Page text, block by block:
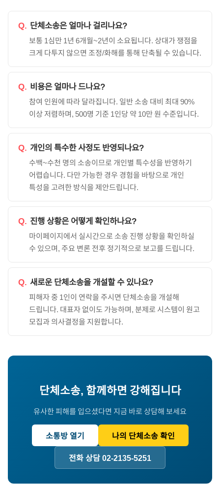
Q. 단체소송은 얼마나 걸리나요?
보통 1심만 1년 6개월~2년이 소요됩니다. 상대가 쟁점을
크게 다투지 않으면 조정/화해를 통해 단축될 수 있습니다.
Q. 비용은 얼마나 드나요?
참여 인원에 따라 달라집니다. 일반 소송 대비 최대 90%
이상 저렴하며, 500명 기준 1인당 약 10만 원 수준입니다.
Q. 개인의 특수한 사정도 반영되나요?
수백~수천 명의 소송이므로 개인별 특수성을 반영하기
어렵습니다. 다만 가능한 경우 경험을 바탕으로 개인
특성을 고려한 방식을 제안드립니다.
Q. 진행 상황은 어떻게 확인하나요?
마이페이지에서 실시간으로 소송 진행 상황을 확인하실
수 있으며, 주요 변론 전후 정기적으로 보고를 드립니다.
Q. 새로운 단체소송을 개설할 수 있나요?
피해자 중 1인이 연락을 주시면 단체소송을 개설해
드립니다. 대표자 없이도 가능하며, 분제로 시스템이 원고
모집과 의사결정을 지원합니다.
단체소송, 함께하면 강해집니다
유사한 피해를 입으셨다면 지금 바로 상담해 보세요
소통방 열기
나의 단체소송 확인
전화 상담 02-2135-5251